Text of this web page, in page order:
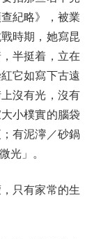
紀略》，被業
時期，她寫昆
半挺着，立在
它如寫下古遠
沒有光，沒有
小樸實的腦袋
有泥濘／砂鍋
光」。
只有家常的生